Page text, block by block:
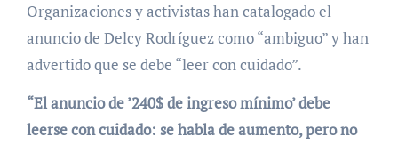
Organizaciones y activistas han catalogado el
anuncio de Delcy Rodríguez como “ambiguo” y han
advertido que se debe “leer con cuidado”.
“El anuncio de ’240$ de ingreso mínimo’ debe
leerse con cuidado: se habla de aumento, pero no